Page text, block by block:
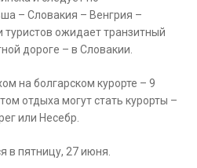
– Словакия – Венгрия –
туристов ожидает транзитный
дороге – в Словакии.
на болгарском курорте – 9
отдыха могут стать курорты –
или Несебр.
в пятницу, 27 июня.